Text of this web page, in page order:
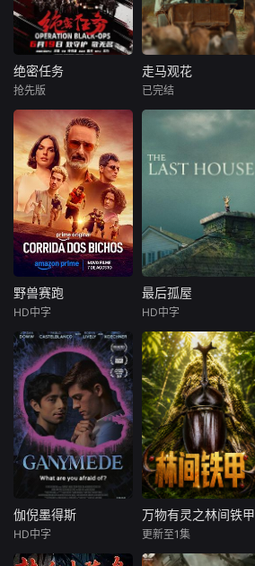
绝密任务
于文文
首部女子反恐特战
队电影，面对恐怖
主义恶势力，“最飒
女子反恐特战队”临
危受命，精英队长
陈梓静（于文文
饰）率队员金凤
（卢靖姗 饰）、齐
燕（蒋璐霞 饰）、
宁宝儿（屈菁菁
“绝密任务”限时1
绝密任务
抢先版
走马观花
华，程依慕他们毕
他们和很多年轻人
一样，自以为是，
敏感脆弱，没有被
认可的才华。他们
来自不同的地方，
却有一个共同的愿
望“出人头地”。在
业求职后，他们选
择了逃离。从都市
到县城再到无人
区。这是一部关于
青年成长的故事，
当他们面对婚姻，
家庭，事业的时
候，他们依旧像没
有长大的孩子。可
时间不会听你解
释，它已经熟练的
将你送入人生的另
一个轨道。他们开
走马观花
已完结
野兽赛跑
阿妮塔
阿兹
在反乌托邦里
约热内卢废墟中，
城市被阶级斗争撕
裂，人们沉迷于血
腥竞技。一位抵抗
运动领袖为拯救妹
妹免于遭遇比死亡
更惨烈的命运，被
迫卷入一场暴力而
高风险的竞赛。
野兽赛跑
HD中字
最后孤屋
瓦格纳·马拉
西德·爱德华兹
一个普通的一
家四口突遭诡异变
故，被困在自家房
屋中超过1000天无
法出门。在资源消
耗殆尽与未知神秘
威胁的双重逼迫
下，一家人必须想
方设法联手求生，
最后孤屋
HD中字
伽倪墨得斯
伽倪墨得斯
HD中字
万物有灵之林间铁甲
万物有灵之林间铁甲
更新至1集